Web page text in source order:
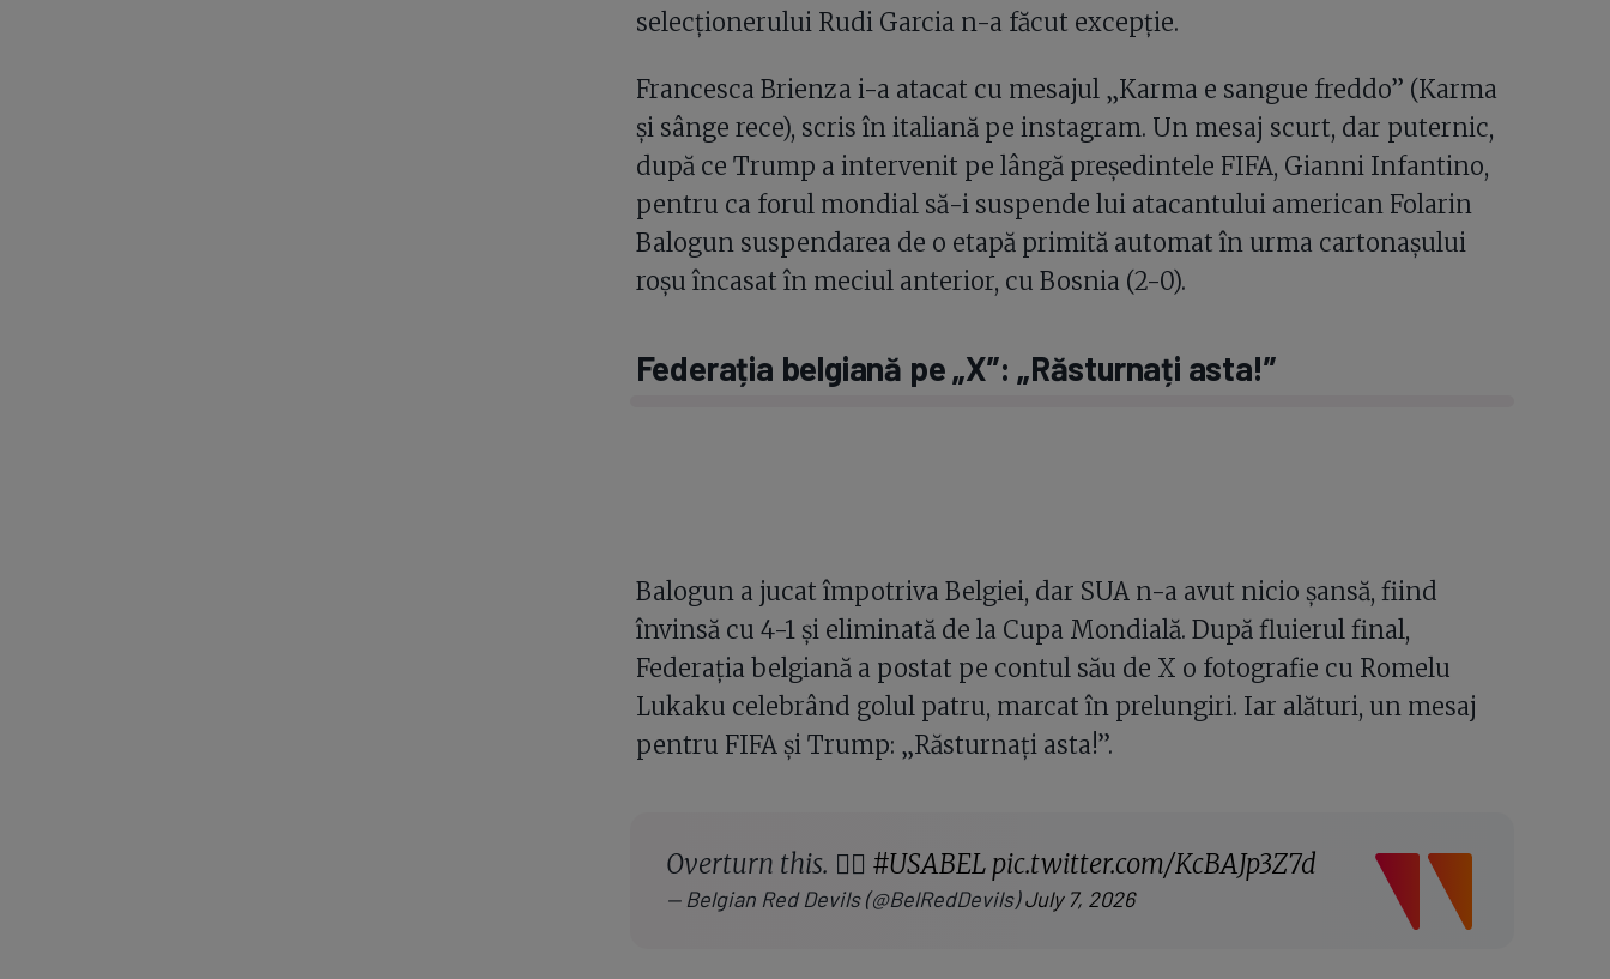
selecționerului Rudi Garcia n-a făcut excepție.
Francesca Brienza i-a atacat cu mesajul „Karma e sangue freddo” (Karma
și sânge rece), scris în italiană pe instagram. Un mesaj scurt, dar puternic,
după ce Trump a intervenit pe lângă președintele FIFA, Gianni Infantino,
pentru ca forul mondial să-i suspende lui atacantului american Folarin
Balogun suspendarea de o etapă primită automat în urma cartonașului
roșu încasat în meciul anterior, cu Bosnia (2-0).
Federația belgiană pe „X”: „Răsturnați asta!”
Balogun a jucat împotriva Belgiei, dar SUA n-a avut nicio șansă, fiind
învinsă cu 4-1 și eliminată de la Cupa Mondială. După fluierul final,
Federația belgiană a postat pe contul său de X o fotografie cu Romelu
Lukaku celebrând golul patru, marcat în prelungiri. Iar alături, un mesaj
pentru FIFA și Trump: „Răsturnați asta!”.
Overturn this. 🧏‍♂️ #USABEL pic.twitter.com/KcBAJp3Z7d
— Belgian Red Devils (@BelRedDevils)July 7, 2026